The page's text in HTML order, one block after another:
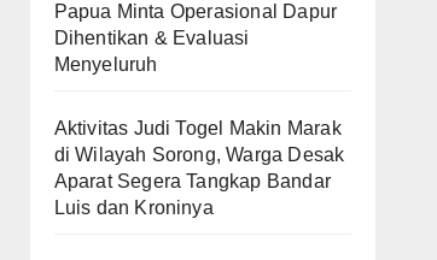
Papua Minta Operasional Dapur
Dihentikan & Evaluasi
Menyeluruh
Aktivitas Judi Togel Makin Marak
di Wilayah Sorong, Warga Desak
Aparat Segera Tangkap Bandar
Luis dan Kroninya